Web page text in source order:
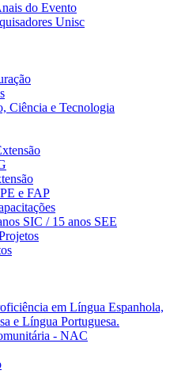
do Evento
Unisc
Ciência e Tecnologia
e FAP
SIC / 15 anos SEE
em Língua Espanhola,
e Língua Portuguesa.
- NAC